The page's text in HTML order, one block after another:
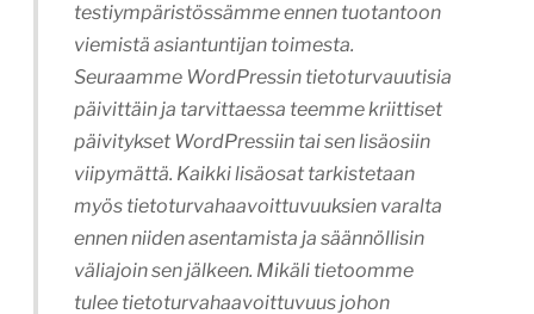
testiympäristössämme ennen tuotantoon
viemistä asiantuntijan toimesta.
Seuraamme WordPressin tietoturvauutisia
päivittäin ja tarvittaessa teemme kriittiset
päivitykset WordPressiin tai sen lisäosiin
viipymättä. Kaikki lisäosat tarkistetaan
myös tietoturvahaavoittuvuuksien varalta
ennen niiden asentamista ja säännöllisin
väliajoin sen jälkeen. Mikäli tietoomme
tulee tietoturvahaavoittuvuus johon